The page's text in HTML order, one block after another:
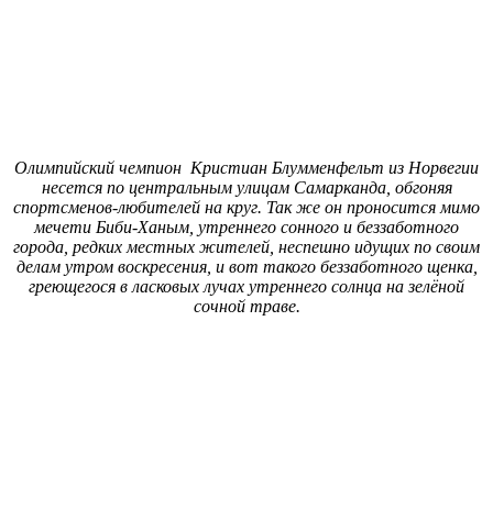
Олимпийский чемпион Кристиан Блумменфельт из Норвегии
несется по центральным улицам Самарканда, обгоняя
спортсменов-любителей на круг. Так же он проносится мимо
мечети Биби-Ханым, утреннего сонного и беззаботного
города, редких местных жителей, неспешно идущих по своим
делам утром воскресения, и вот такого беззаботного щенка,
греющегося в ласковых лучах утреннего солнца на зелёной
сочной траве.